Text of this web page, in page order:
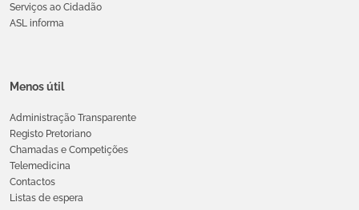
Serviços ao Cidadão
ASL informa
Menos útil
Administração Transparente
Registo Pretoriano
Chamadas e Competições
Telemedicina
Contactos
Listas de espera